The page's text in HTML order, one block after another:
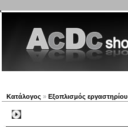
Κατάλογος » Εξοπλισμός εργαστηρίου